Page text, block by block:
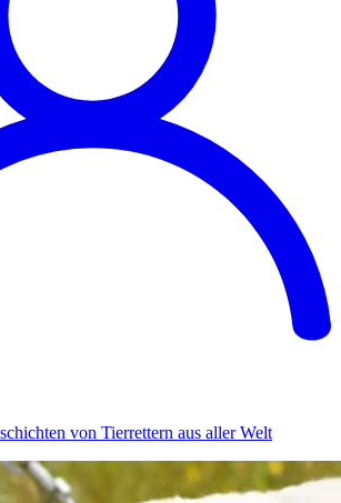
von Tierrettern aus aller Welt